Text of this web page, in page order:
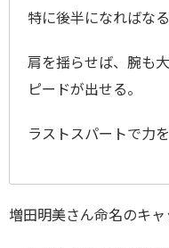
特に後半になればな
肩を揺らせば、腕も
ピードが出せる。
ラストスパートで力
増田明美さん命名のキャ